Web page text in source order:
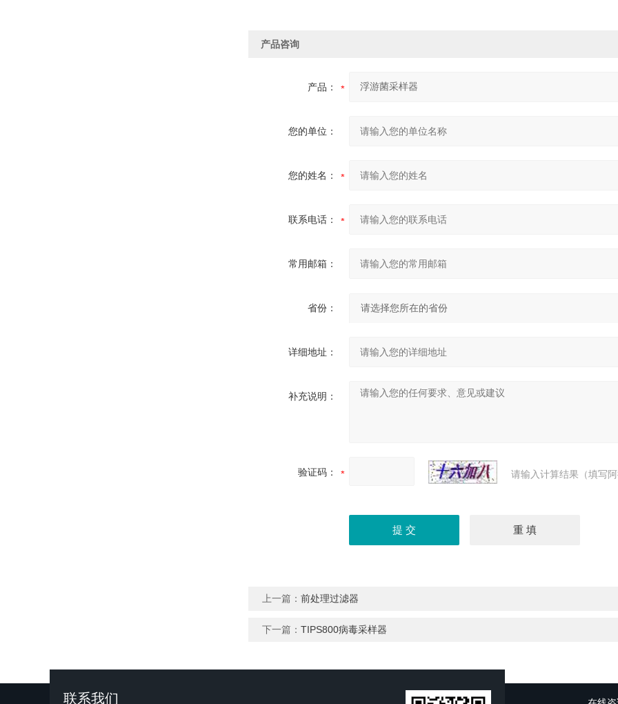
产品咨询
产品：
您的单位：
您的姓名：
联系电话：
常用邮箱：
省份：
详细地址：
补充说明：
验证码： 请输入计算结果（填写
上一篇： 前处理过滤器
下一篇： TIPS800病毒采样器
联系我们